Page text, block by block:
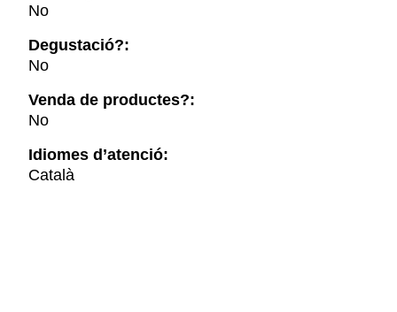
No
Degustació?:
No
Venda de productes?:
No
Idiomes d’atenció:
Català